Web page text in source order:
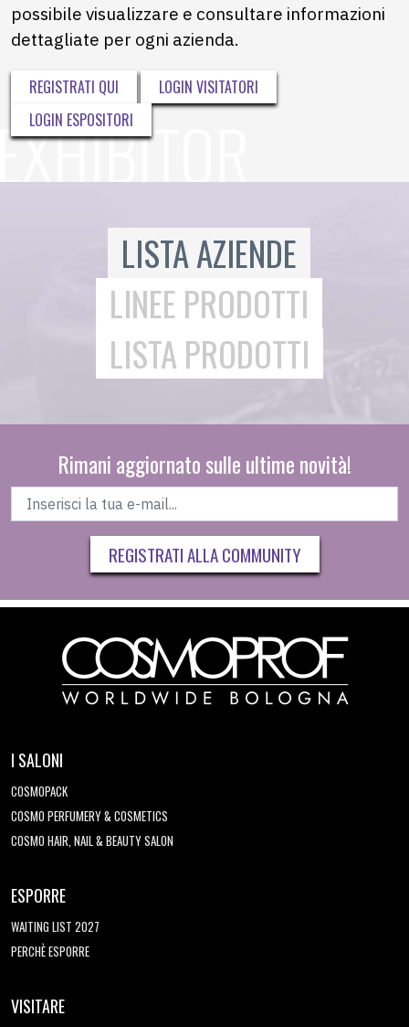
possibile visualizzare e consultare informazioni
dettagliate per ogni azienda.
REGISTRATI QUI
LOGIN VISITATORI
LOGIN ESPOSITORI
LISTA AZIENDE
LINEE PRODOTTI
LISTA PRODOTTI
Rimani aggiornato sulle ultime novità!
REGISTRATI ALLA COMMUNITY
I SALONI
COSMOPACK
COSMO PERFUMERY & COSMETICS
COSMO HAIR, NAIL & BEAUTY SALON
ESPORRE
WAITING LIST 2027
PERCHÈ ESPORRE
VISITARE